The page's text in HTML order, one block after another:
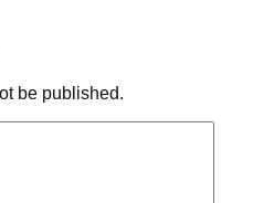
be published.